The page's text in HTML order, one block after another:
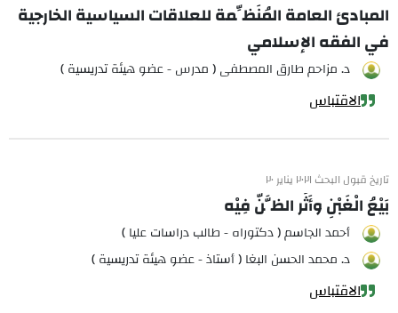
المبادئ العامة المُنَظِّمة للعلاقات السياسية الخارجية
في الفقه الإسلامي
د. مزاحم طارق المصطفى ( مدرس - عضو هيئة تدريسية )
الاقتباس
تاريخ قبول البحث ٢٠٢١ يناير ٢٠
بَيْعُ الْغَبْنِ وأَثَر الظَّنّ فِيْه
أحمد الجاسم ( دكتوراه - طالب دراسات عليا )
د. محمد الحسن البغا ( أستاذ - عضو هيئة تدريسية )
الاقتباس